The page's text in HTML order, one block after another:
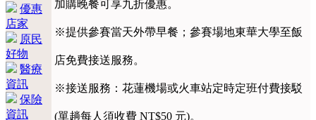
優惠
店家
原民
好物
醫療
資訊
保險
資訊
加購晚餐可享九折優惠。
※提供參賽當天外帶早餐；參賽場地東華大學至飯
店免費接送服務。
※接送服務：花蓮機場或火車站定時定班付費接駁
(單趟每人須收費 NT$50 元)。